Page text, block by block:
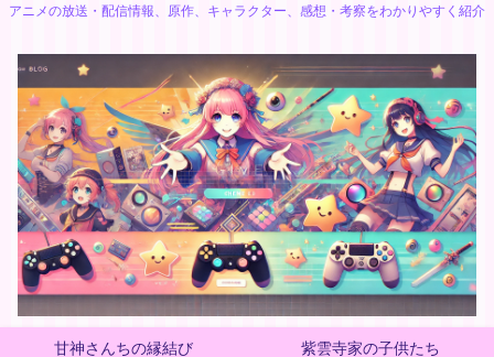
アニメの放送・配信情報、原作、キャラクター、感想・考察をわかりやすく紹介
甘神さんちの縁結び 紫雲寺家の子供たち